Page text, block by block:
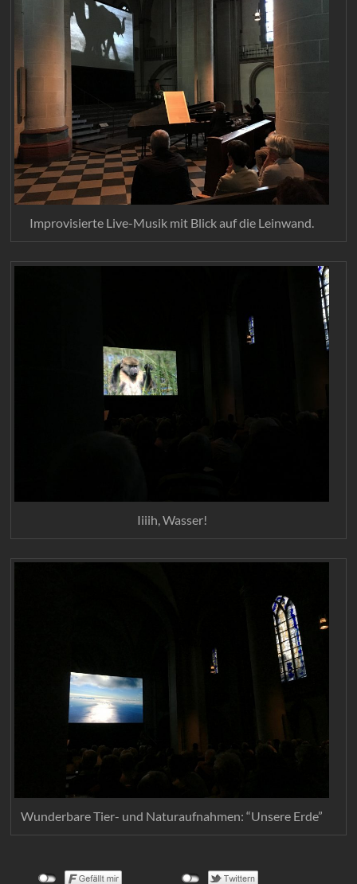
Improvisierte Live-Musik mit Blick auf die Leinwand.
Iiiih, Wasser!
Wunderbare Tier- und Naturaufnahmen: “Unsere Erde”